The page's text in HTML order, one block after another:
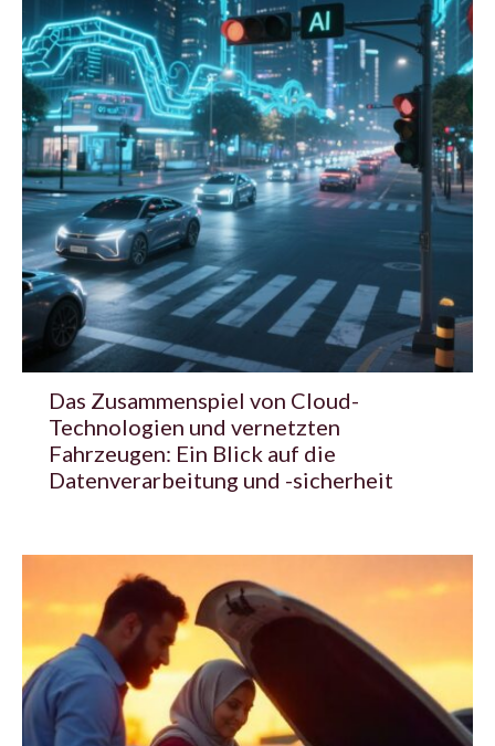
Das Zusammenspiel von Cloud-
Technologien und vernetzten
Fahrzeugen: Ein Blick auf die
Datenverarbeitung und -sicherheit